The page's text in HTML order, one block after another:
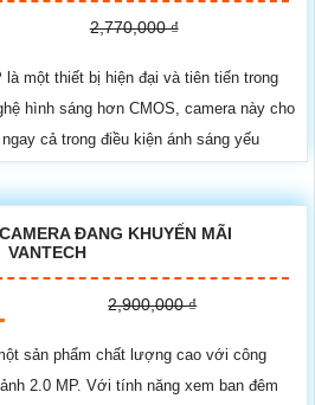
2,770,000 ₫
là một thiết bị hiện đại và tiên tiến trong
hình sáng hơn CMOS, camera này cho
cả trong điều kiện ánh sáng yếu
ĐANG KHUYẾN MÃI
VANTECH
2,900,000 ₫
sản phẩm chất lượng cao với công
2.0 MP. Với tính năng xem ban đêm